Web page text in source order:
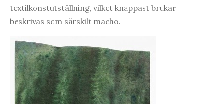
textilkonstutställning, vilket knappast brukar
beskrivas som särskilt macho.